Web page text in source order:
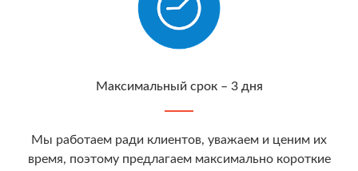
Максимальный срок – 3 дня
Мы работаем ради клиентов, уважаем и ценим их
время, поэтому предлагаем максимально короткие